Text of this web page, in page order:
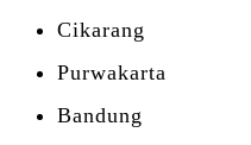
Cikarang
Purwakarta
Bandung